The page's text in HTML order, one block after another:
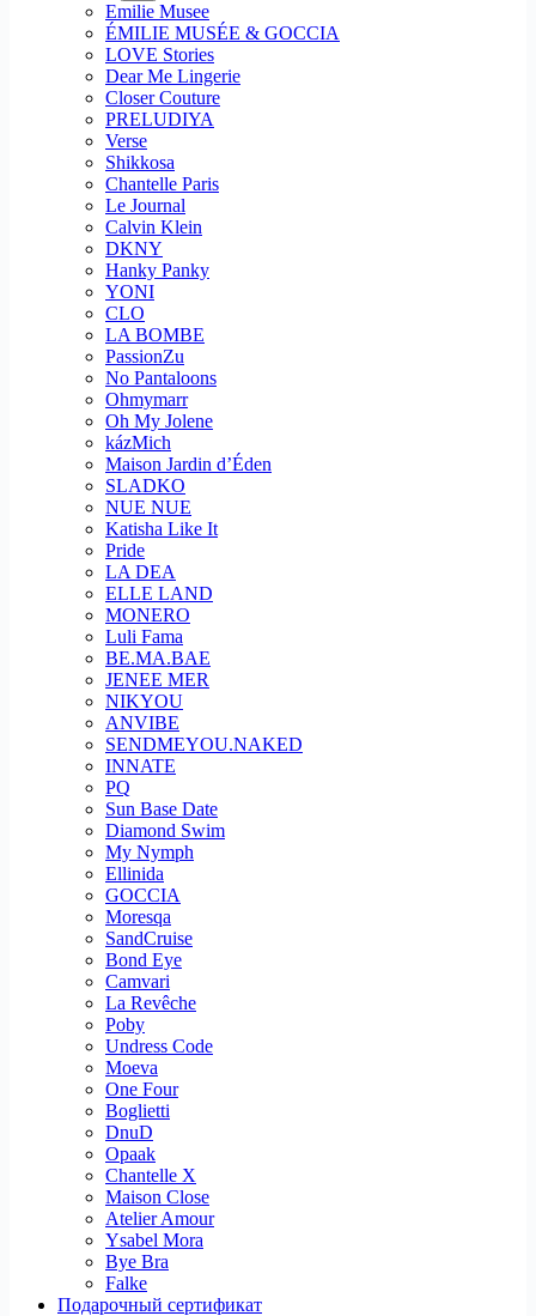
Emilie Musee
ÉMILIE MUSÉE & GOCCIA
LOVE Stories
Dear Me Lingerie
Closer Couture
PRELUDIYA
Verse
Shikkosa
Chantelle Paris
Le Journal
Calvin Klein
DKNY
Hanky Panky
YONI
CLO
LA BOMBE
PassionZu
No Pantaloons
Ohmymarr
Oh My Jolene
kázMich
Maison Jardin d’Éden
SLADKO
NUE NUE
Katisha Like It
Pride
LA DEA
ELLE LAND
MONERO
Luli Fama
BE.MA.BAE
JENEE MER
NIKYOU
ANVIBE
SENDMEYOU.NAKED
INNATE
PQ
Sun Base Date
Diamond Swim
My Nymph
Ellinida
GOCCIA
Moresqa
SandCruise
Bond Eye
Camvari
La Revêche
Poby
Undress Code
Moeva
One Four
Boglietti
DnuD
Opaak
Chantelle X
Maison Close
Atelier Amour
Ysabel Mora
Bye Bra
Falke
Подарочный сертификат